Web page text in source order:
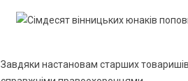
Завдяки настановам старших